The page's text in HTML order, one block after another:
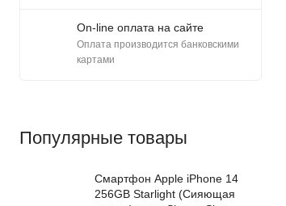
On-line оплата на сайте
Оплата производится банковскими
картами
Популярные товары
Смартфон Apple iPhone 14
256GB Starlight (Сияющая